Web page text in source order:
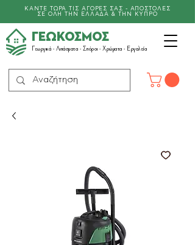
ΚΑΝΤΕ ΤΩΡΑ ΤΙΣ ΑΓΟΡΕΣ ΣΑΣ - ΑΠΟΣΤΟΛΕΣ
ΣΕ ΟΛΗ ΤΗΝ ΕΛΛΑΔΑ & ΤΗΝ ΚΥΠΡΟ
ΓΕΩΚΟΣΜΟΣ
Γεωργικά - Λιπάσματα - Σπόροι - Χρώματα - Εργαλεία